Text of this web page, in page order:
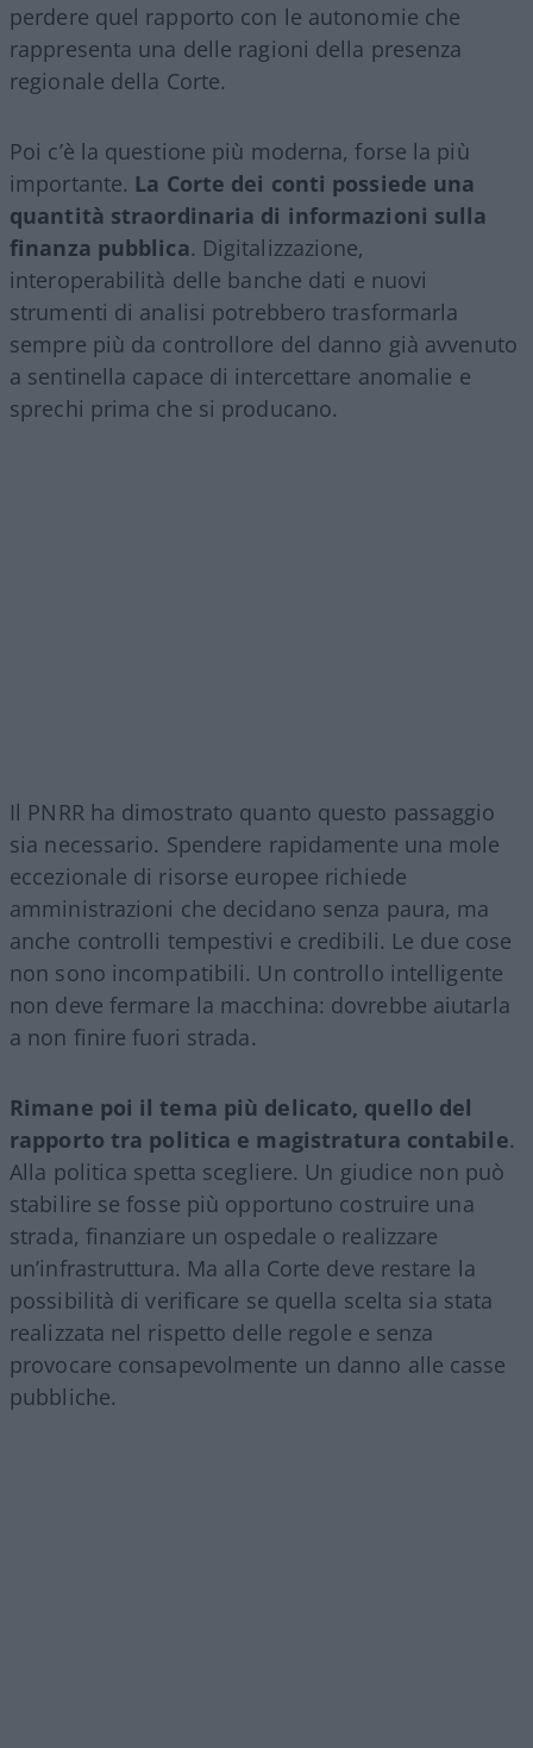
perdere quel rapporto con le autonomie che
rappresenta una delle ragioni della presenza
regionale della Corte.
Poi c’è la questione più moderna, forse la più
importante. La Corte dei conti possiede una
quantità straordinaria di informazioni sulla
finanza pubblica. Digitalizzazione,
interoperabilità delle banche dati e nuovi
strumenti di analisi potrebbero trasformarla
sempre più da controllore del danno già avvenuto
a sentinella capace di intercettare anomalie e
sprechi prima che si producano.
Il PNRR ha dimostrato quanto questo passaggio
sia necessario. Spendere rapidamente una mole
eccezionale di risorse europee richiede
amministrazioni che decidano senza paura, ma
anche controlli tempestivi e credibili. Le due cose
non sono incompatibili. Un controllo intelligente
non deve fermare la macchina: dovrebbe aiutarla
a non finire fuori strada.
Rimane poi il tema più delicato, quello del
rapporto tra politica e magistratura contabile.
Alla politica spetta scegliere. Un giudice non può
stabilire se fosse più opportuno costruire una
strada, finanziare un ospedale o realizzare
un’infrastruttura. Ma alla Corte deve restare la
possibilità di verificare se quella scelta sia stata
realizzata nel rispetto delle regole e senza
provocare consapevolmente un danno alle casse
pubbliche.